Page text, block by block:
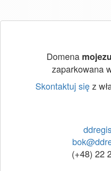
Domena
zaparkowana
Skontaktuj sięz
(+48) 22